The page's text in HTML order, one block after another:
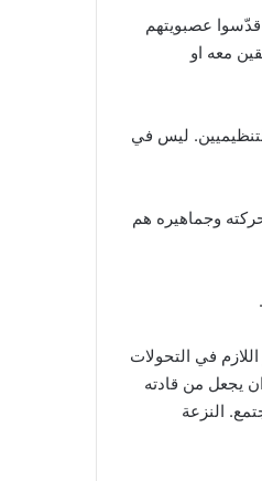
قدّسوا عصبويتهم
معه او
ليس في
وجماهيره هم
في التحولات
يجعل من قادته
النزعة